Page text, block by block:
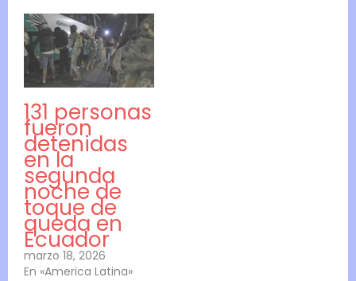
131 personas
fueron
detenidas
en la
segunda
noche de
toque de
queda en
Ecuador
marzo 18, 2026
En «America Latina»